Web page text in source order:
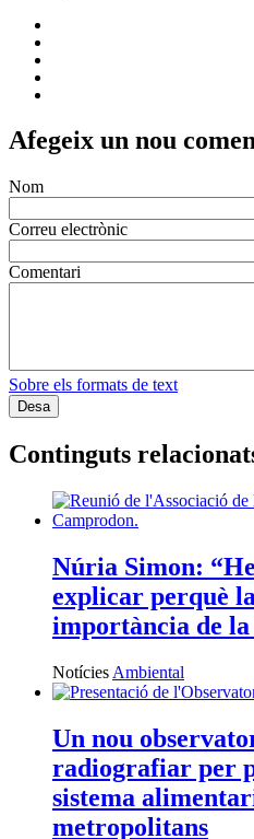
Afegeix un nou
Nom
Correu electrònic
Comentari
Sobre els formats de text
Continguts
Núria Simon:
explicar perquè
importància de
Notícies Ambiental
Un nou
radiografiar per
sistema
metropolitans